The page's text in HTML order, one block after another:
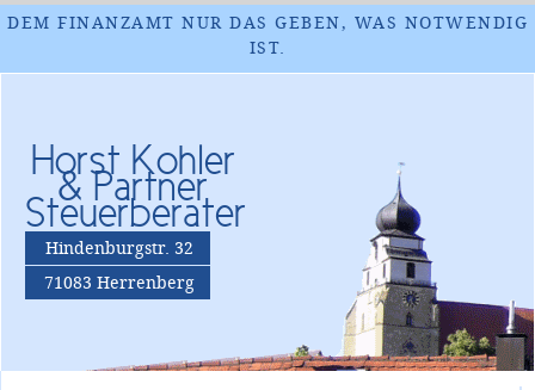
DEM FINANZAMT NUR DAS GEBEN, WAS NOTWENDIG
IST.
Horst Kohler
& Partner
Steuerberater
Hindenburgstr. 32
71083 Herrenberg